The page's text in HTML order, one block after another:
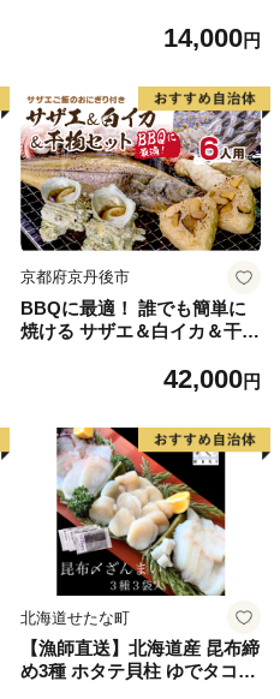
ぎり付き 2人用 ※万能ダシ付
14,000円
京都府京丹後市
BBQに最適！ 誰でも簡単に
焼ける サザエ＆白イカ＆干物
ぎり付き 6人用 ※万能ダシ付
42,000円
北海道せたな町
【漁師直送】北海道産 昆布締
め3種 ホタテ貝柱 ゆでタコ